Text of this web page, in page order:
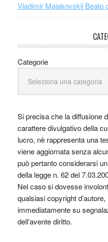
Vladimir Majakovskij Beato
Categorie
Si precisa che la diffusione
carattere divulgativo della
lucro, nè rappresenta una
viene aggiornata senza
può pertanto considerarsi
della legge n. 62 del
Nel caso si dovesse
qualsiasi copyright
immediatamente su
dell’avente diritto.